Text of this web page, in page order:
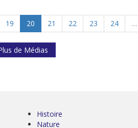
19 20 21 22 23 24 …
de Médias
Histoire
Nature